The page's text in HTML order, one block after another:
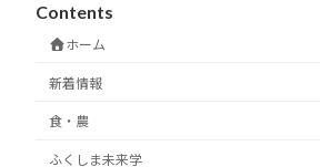
Contents
ホーム
新着情報
食・農
ふくしま未来学